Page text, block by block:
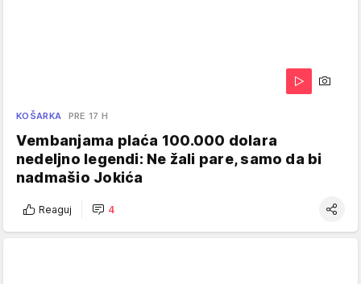
KOŠARKA PRE 17 H
Vembanjama plaća 100.000 dolara
nedeljno legendi: Ne žali pare, samo da bi
nadmašio Jokića
Reaguj 4